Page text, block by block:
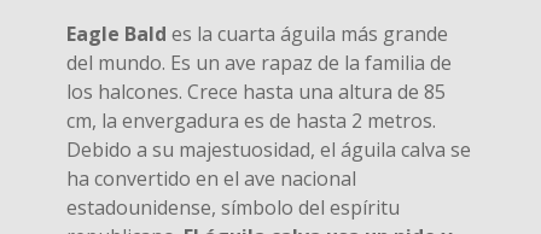
Eagle Bald es la cuarta águila más grande
del mundo. Es un ave rapaz de la familia de
los halcones. Crece hasta una altura de 85
cm, la envergadura es de hasta 2 metros.
Debido a su majestuosidad, el águila calva se
ha convertido en el ave nacional
estadounidense, símbolo del espíritu